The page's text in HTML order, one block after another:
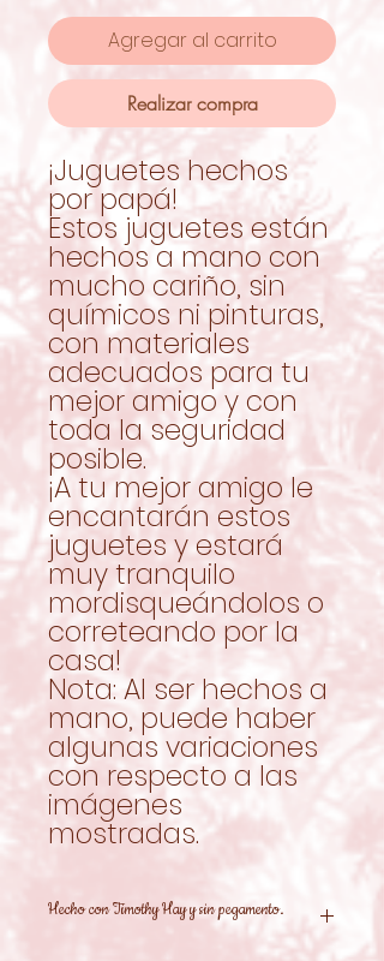
Agregar al carrito
Realizar compra
¡Juguetes hechos
por papá!
Estos juguetes están
hechos a mano con
mucho cariño, sin
químicos ni pinturas,
con materiales
adecuados para tu
mejor amigo y con
toda la seguridad
posible.
¡A tu mejor amigo le
encantarán estos
juguetes y estará
muy tranquilo
mordisqueándolos o
correteando por la
casa!
Nota: Al ser hechos a
mano, puede haber
algunas variaciones
con respecto a las
imágenes
mostradas.
Hecho con Timothy Hay y sin pegamento.